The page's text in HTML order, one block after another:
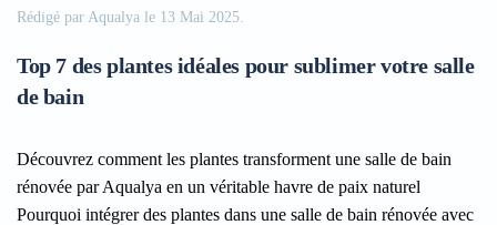
Rédigé par Aqualya le 13 Mai 2025.
Top 7 des plantes idéales pour sublimer votre salle
de bain
Découvrez comment les plantes transforment une salle de bain
rénovée par Aqualya en un véritable havre de paix naturel
Pourquoi intégrer des plantes dans une salle de bain rénovée avec